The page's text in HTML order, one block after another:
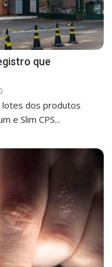
que
lotes dos produtos
e Slim CPS...